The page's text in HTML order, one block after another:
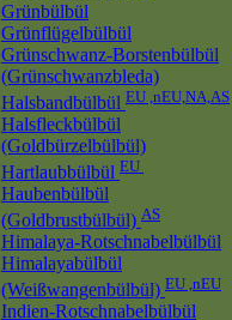
Grünbülbül
Grünflügelbülbül
Grünschwanz-Borstenbülbül
(Grünschwanzbleda)
Halsbandbülbül EU ,nEU,NA,AS
Halsfleckbülbül
(Goldbürzelbülbül)
Hartlaubbülbül EU
Haubenbülbül
(Goldbrustbülbül) AS
Himalaya-Rotschnabelbülbül
Himalayabülbül
(Weißwangenbülbül) EU ,nEU
Indien-Rotschnabelbülbül